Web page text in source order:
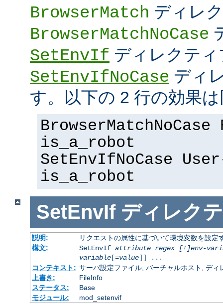
BrowserMatch ディレ
BrowserMatchNoCase
SetEnvIf ディレクティ
SetEnvIfNoCase ディ
す。以下の 2 行の効果
BrowserMatchNoCase
is_a_robot
SetEnvIfNoCase
is_a_robot
SetEnvIf ディレク
説明:
リクエストの属性に基づいて環境変数を設定
構文:
SetEnvIf attribute regex [!]env-
variable[=value]] ...
コンテキスト: サーバ設定ファイル, バーチャルホスト, ディ
上書き:
FileInfo
ステータス:
Base
モジュール:
mod_setenvif